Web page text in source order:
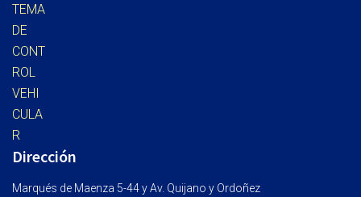
Dirección
Marqués de Maenza 5-44 y Av. Quijano y Ordoñez